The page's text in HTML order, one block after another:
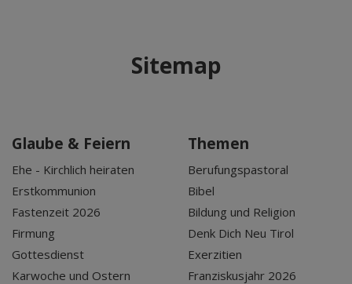
Sitemap
Glaube & Feiern
Ehe - Kirchlich heiraten
Erstkommunion
Fastenzeit 2026
Firmung
Gottesdienst
Karwoche und Ostern
Themen
Berufungspastoral
Bibel
Bildung und Religion
Denk Dich Neu Tirol
Exerzitien
Franziskusjahr 2026